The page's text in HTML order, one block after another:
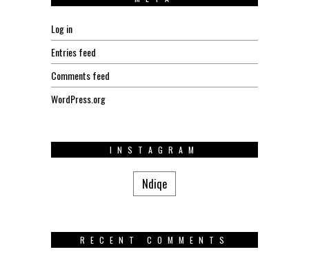
Log in
Entries feed
Comments feed
WordPress.org
INSTAGRAM
Ndiqe
RECENT COMMENTS